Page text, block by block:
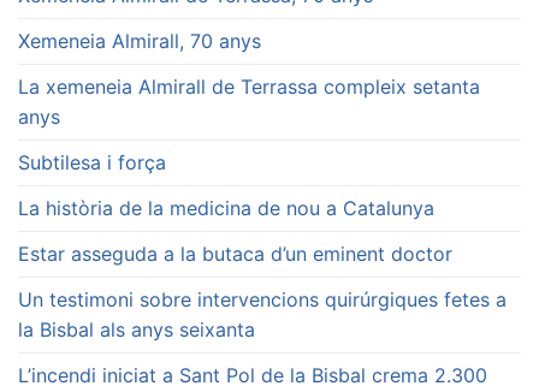
Xemeneia Almirall, 70 anys
La xemeneia Almirall de Terrassa compleix setanta
anys
Subtilesa i força
La història de la medicina de nou a Catalunya
Estar asseguda a la butaca d’un eminent doctor
Un testimoni sobre intervencions quirúrgiques fetes a
la Bisbal als anys seixanta
L’incendi iniciat a Sant Pol de la Bisbal crema 2.300